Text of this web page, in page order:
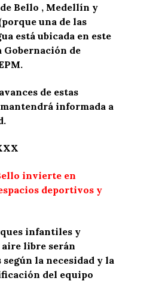
Bello , Medellín y
una de las
está ubicada en este
de
de estas
informada a
invierte en
deportivos y
infantiles y
libre serán
la necesidad y la
del equipo